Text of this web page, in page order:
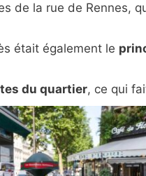
de la rue de Rennes,
était également le
du quartier, ce qui